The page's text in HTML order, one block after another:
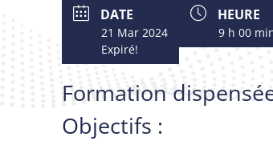
DATE
21 Mar 2024
Expiré!
HEURE
9 h 00
Formation
Objectifs :